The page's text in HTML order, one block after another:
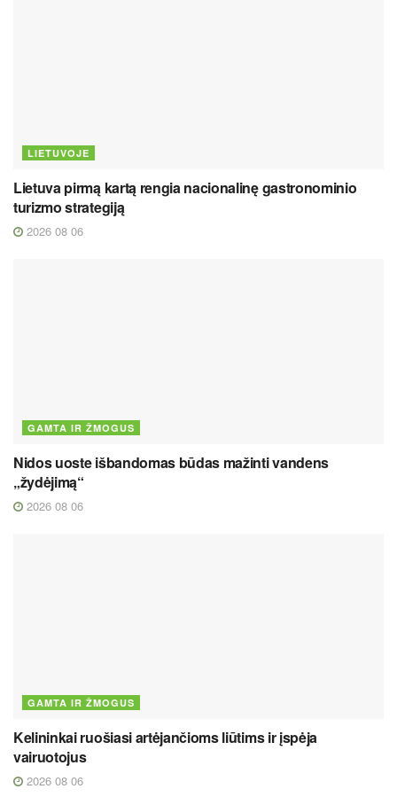
LIETUVOJE
Lietuva pirmą kartą rengia nacionalinę gastronominio
turizmo strategiją
2026 08 06
GAMTA IR ŽMOGUS
Nidos uoste išbandomas būdas mažinti vandens
„žydėjimą“
2026 08 06
GAMTA IR ŽMOGUS
Kelininkai ruošiasi artėjančioms liūtims ir įspėja
vairuotojus
2026 08 06